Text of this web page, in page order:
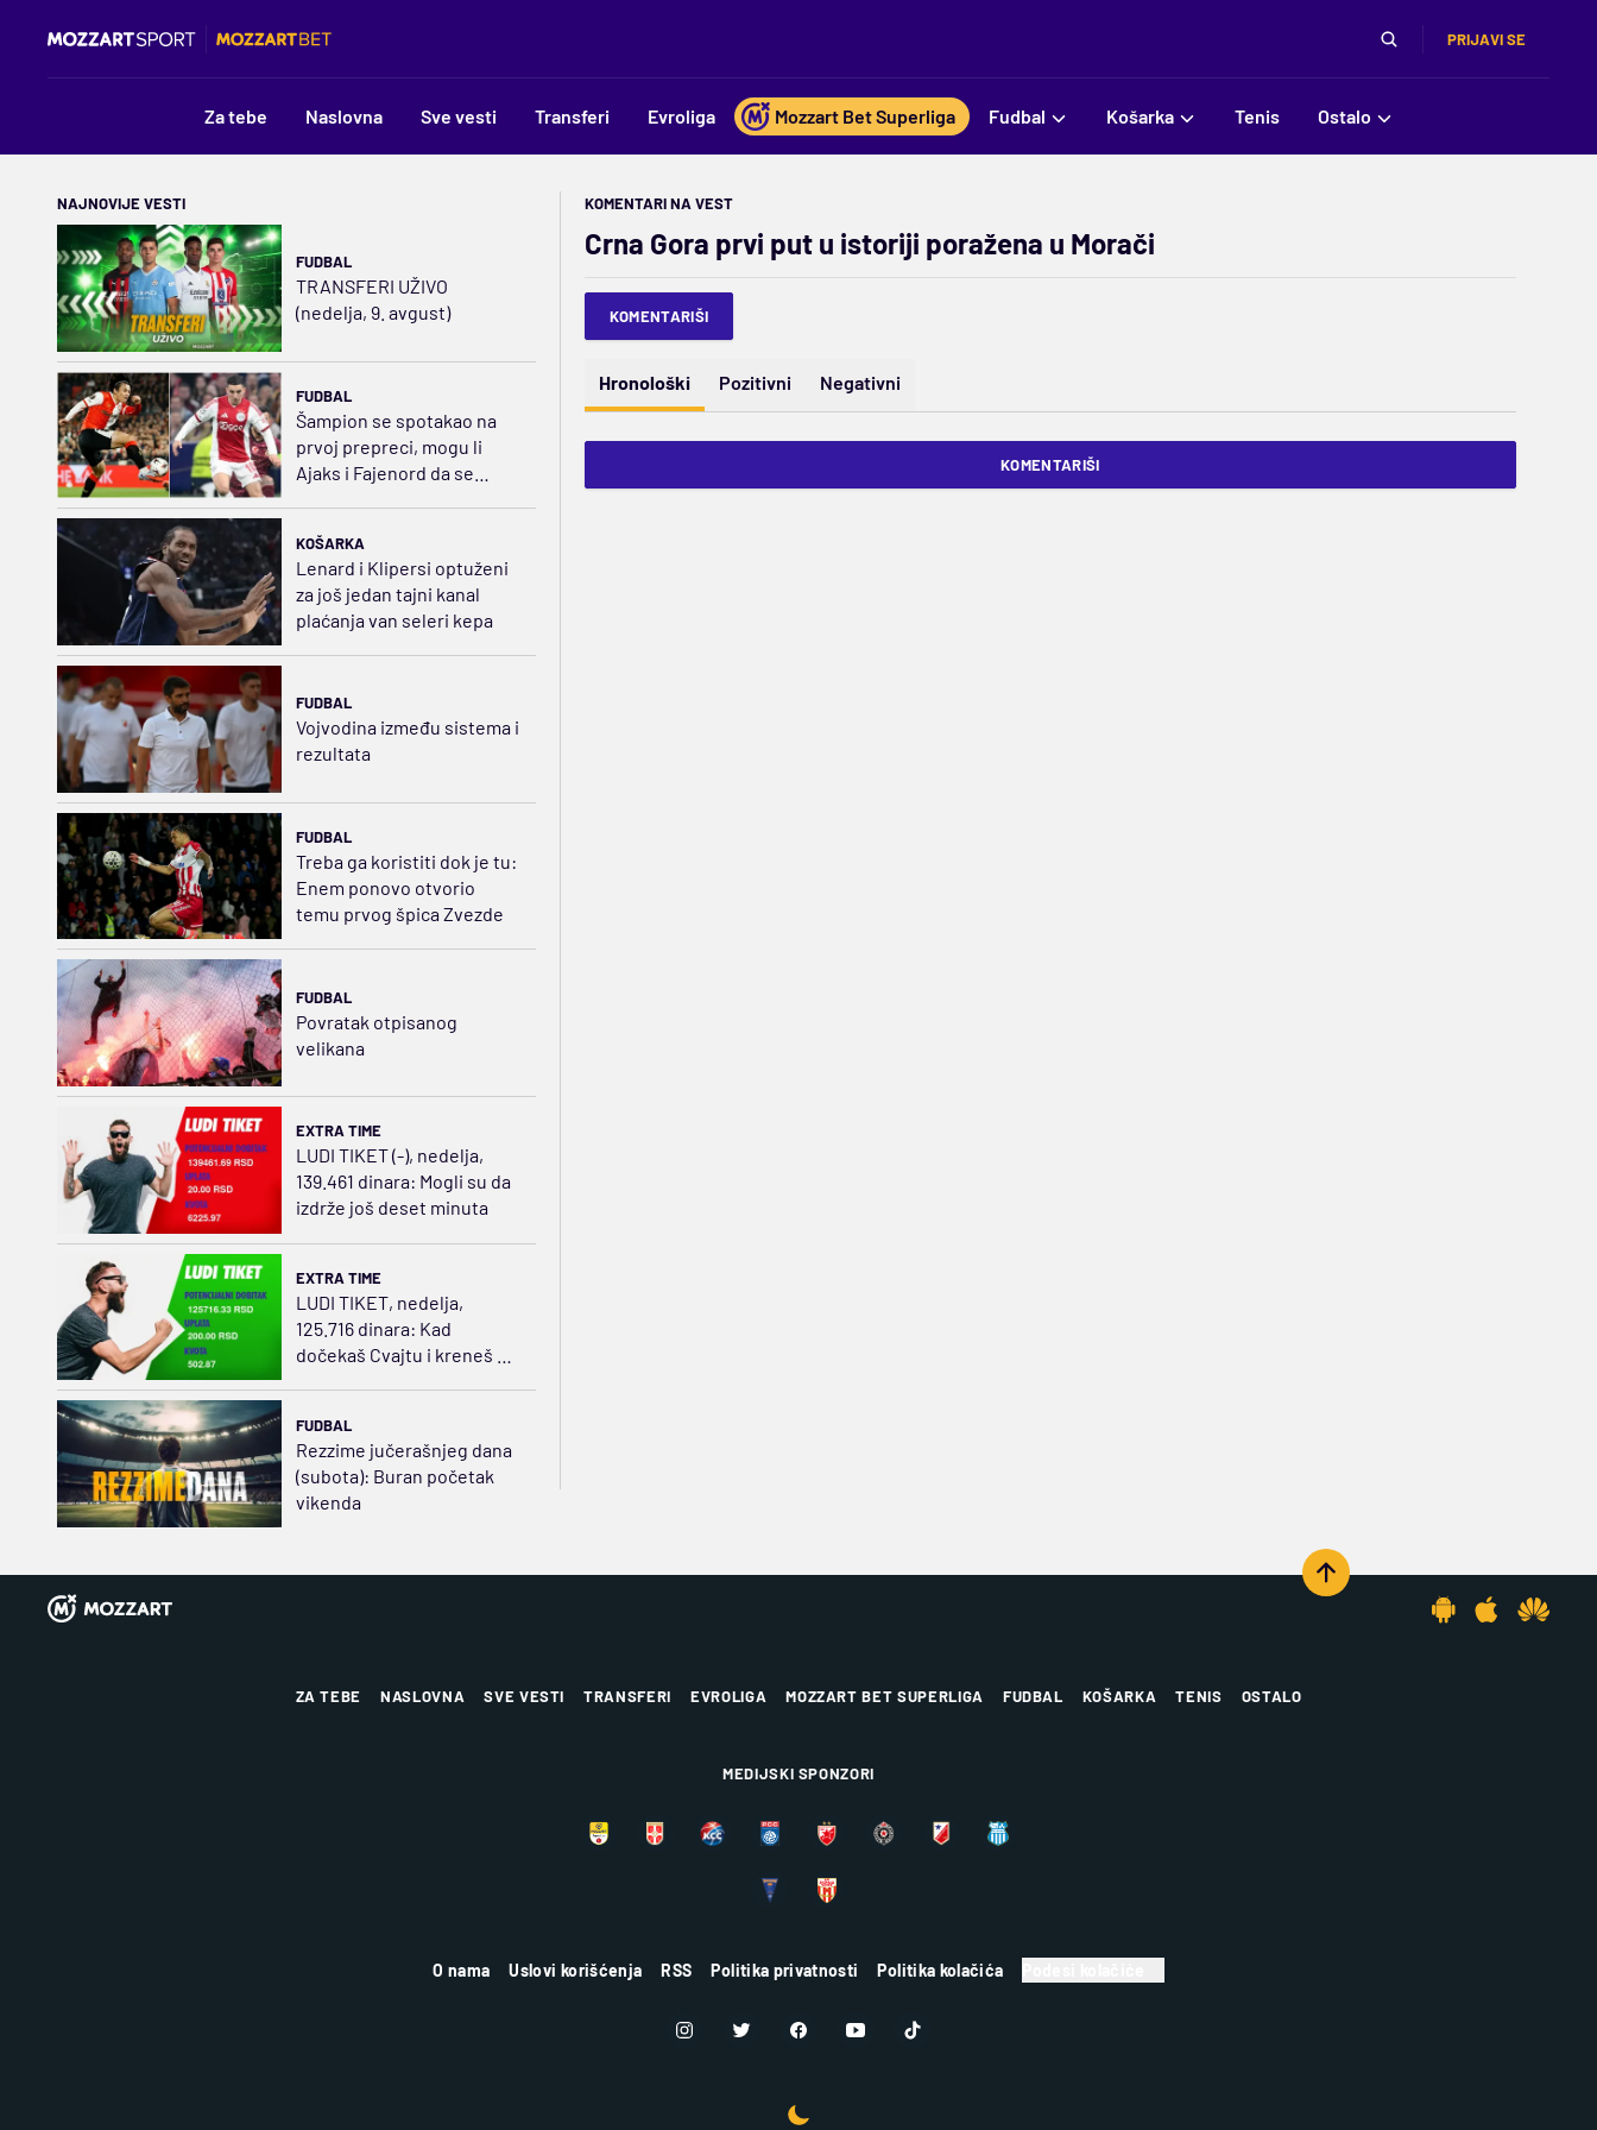
PRIJAVI SE
Za tebe Naslovna Sve vesti Transferi Evroliga Mozzart Bet Superliga Fudbal Košarka Tenis Ostalo
NAJNOVIJE VESTI
FUDBAL
TRANSFERI UŽIVO
(nedelja, 9. avgust)
FUDBAL
Šampion se spotakao na
prvoj prepreci, mogu li
Ajaks i Fajenord da se
KOŠARKA
Lenard i Klipersi optuženi
za još jedan tajni kanal
plaćanja van seleri kepa
FUDBAL
Vojvodina između sistema i
rezultata
FUDBAL
Treba ga koristiti dok je tu:
Enem ponovo otvorio
temu prvog špica Zvezde
FUDBAL
Povratak otpisanog
velikana
EXTRA TIME
LUDI TIKET (-), nedelja,
139.461 dinara: Mogli su da
izdrže još deset minuta
EXTRA TIME
LUDI TIKET, nedelja,
125.716 dinara: Kad
dočekaš Cvajtu i kreneš da
FUDBAL
Rezzime jučerašnjeg dana
(subota): Buran početak
vikenda
KOMENTARI NA VEST
Crna Gora prvi put u istoriji poražena u Morači
KOMENTARIŠI
Hronološki Pozitivni Negativni
KOMENTARIŠI
ZA TEBE NASLOVNA SVE VESTI TRANSFERI EVROLIGA MOZZART BET SUPERLIGA FUDBAL KOŠARKA TENIS OSTALO
MEDIJSKI SPONZORI
O nama Uslovi korišćenja RSS Politika privatnosti Politika kolačića